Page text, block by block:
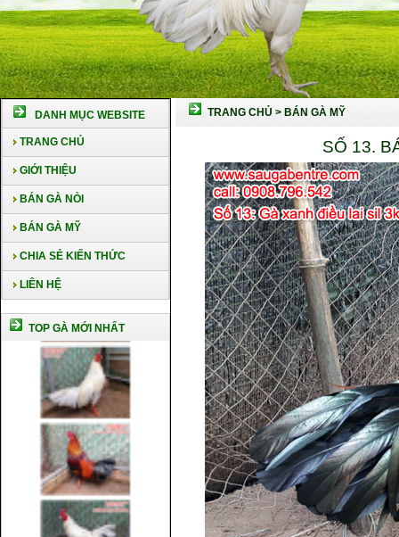
DANH MỤC WEBSITE
TRANG CHỦ
GIỚI THIỆU
BÁN GÀ NÒI
BÁN GÀ MỸ
CHIA SẺ KIẾN THỨC
LIÊN HỆ
TOP GÀ MỚI NHẤT
TRANG CHỦ > BÁN GÀ MỸ
SỐ 13.